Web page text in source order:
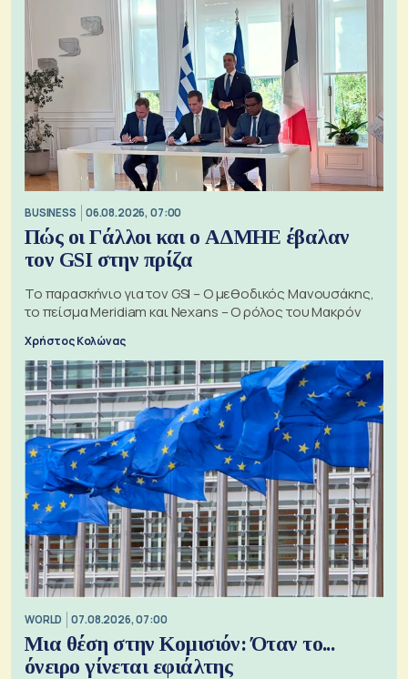
BUSINESS 06.08.2026, 07:00
Πώς οι Γάλλοι και ο ΑΔΜΗΕ έβαλαν
τον GSI στην πρίζα
Το παρασκήνιο για τον GSI – Ο μεθοδικός Μανουσάκης,
το πείσμα Meridiam και Nexans – Ο ρόλος του Μακρόν
Χρήστος Κολώνας
WORLD 07.08.2026, 07:00
Μια θέση στην Κομισιόν: Όταν το...
όνειρο γίνεται εφιάλτης